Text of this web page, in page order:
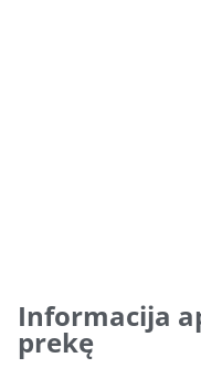
Informacija
prekę